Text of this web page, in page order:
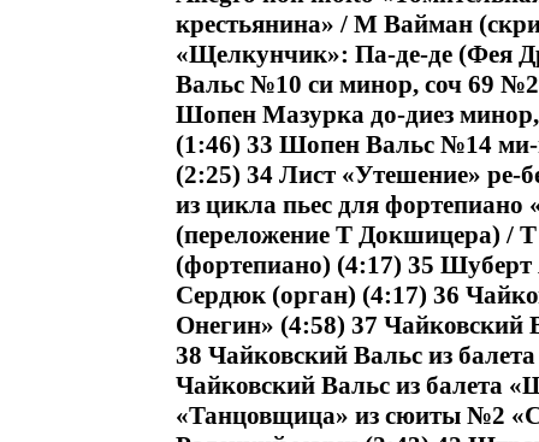
крестьянина» / М Вайман
«Щелкунчик»: Па-де-де (Фея
Вальс №10 си минор, соч 69
Шопен Мазурка до-диез
(1:46) 33 Шопен Вальс №14
(2:25) 34 Лист «Утешение» ре-
из цикла пьес для
(переложение Т Докшицера) /
(фортепиано) (4:17) 35
Сердюк (орган) (4:17) 36
Онегин» (4:58) 37 Чайковский
38 Чайковский Вальс из
Чайковский Вальс из балета
«Танцовщица» из сюиты №2